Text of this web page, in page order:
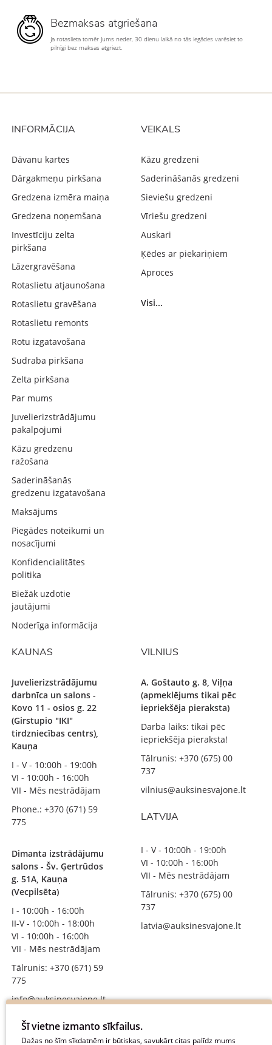
Bezmaksas atgriešana
Ja rotaslieta tomēr Jums neder, 30 dienu laikā no tās iegādes varēsiet to
pilnīgi bez maksas atgriezt.
INFORMĀCIJA
Dāvanu kartes
Dārgakmeņu pirkšana
Gredzena izmēra maiņa
Gredzena noņemšana
Investīciju zelta
pirkšana
Lāzergravēšana
Rotaslietu atjaunošana
Rotaslietu gravēšana
Rotaslietu remonts
Rotu izgatavošana
Sudraba pirkšana
Zelta pirkšana
Par mums
Juvelierizstrādājumu
pakalpojumi
Kāzu gredzenu
ražošana
Saderināšanās
gredzenu izgatavošana
Maksājums
Piegādes noteikumi un
nosacījumi
Konfidencialitātes
politika
Biežāk uzdotie
jautājumi
Noderīga informācija
VEIKALS
Kāzu gredzeni
Saderināšanās gredzeni
Sieviešu gredzeni
Vīriešu gredzeni
Auskari
Ķēdes ar piekariņiem
Aproces
Visi...
KAUNAS
Juvelierizstrādājumu
darbnīca un salons -
Kovo 11 - osios g. 22
(Girstupio "IKI"
tirdzniecības centrs),
Kauņa
I - V - 10:00h - 19:00h
VI - 10:00h - 16:00h
VII - Mēs nestrādājam
Phone.: +370 (671) 59
775
Dimanta izstrādājumu
salons - Šv. Ģertrūdos
g. 51A, Kauņa
(Vecpilsēta)
I - 10:00h - 16:00h
II-V - 10:00h - 18:00h
VI - 10:00h - 16:00h
VII - Mēs nestrādājam
Tālrunis: +370 (671) 59
775
info@auksinesvajone.lt
SEKOJIET MUMS
VILNIUS
A. Goštauto g. 8, Viļņa
(apmeklējums tikai pēc
iepriekšēja pieraksta)
Darba laiks: tikai pēc
iepriekšēja pieraksta!
Tālrunis: +370 (675) 00
737
vilnius@auksinesvajone.lt
LATVIJA
I - V - 10:00h - 19:00h
VI - 10:00h - 16:00h
VII - Mēs nestrādājam
Tālrunis: +370 (675) 00
737
latvia@auksinesvajone.lt
Šī vietne izmanto sīkfailus.
Dažas no šīm sīkdatnēm ir būtiskas, savukārt citas palīdz mums